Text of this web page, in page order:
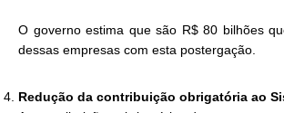
O governo estima que são R$ 80 bilhões
dessas empresas com esta postergação.
Redução da contribuição obrigatória ao